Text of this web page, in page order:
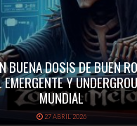
BUENA DOSIS DE BUEN
EMERGENTE Y
MUNDIAL
27 ABRIL 2026